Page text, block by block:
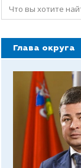
Глава округа